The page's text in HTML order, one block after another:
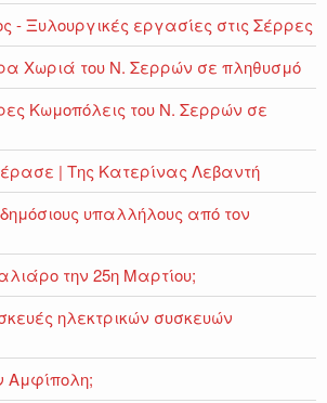
- Ξυλουργικές εργασίες στις Σέρρες
Χωριά του Ν. Σερρών σε πληθυσμό
Κωμοπόλεις του Ν. Σερρών σε
| Της Κατερίνας Λεβαντή
υπαλλήλους από τον
την 25η Μαρτίου;
ηλεκτρικών συσκευών
Αμφίπολη;